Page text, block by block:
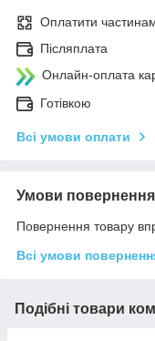
Оплатити
Післяплата
Онлайн-оплата
Готівкою
Всі умови оплати
Умови повернення
Повернення товару
Всі умови
Подібні товари